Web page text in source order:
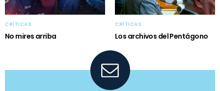
CRÍTICAS
No mires arriba
CRÍTICAS
Los archivos del Pentágono